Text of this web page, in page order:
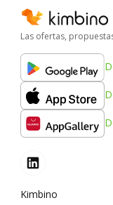
Las ofertas,
Kimbino